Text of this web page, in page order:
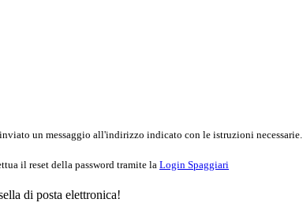
un messaggio all'indirizzo indicato con le istruzioni necessarie.
il reset della password tramite la Login Spaggiari
di posta elettronica!